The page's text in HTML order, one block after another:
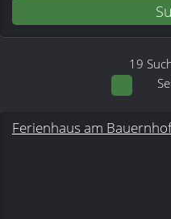
19
Ferienhaus am Bauernhof